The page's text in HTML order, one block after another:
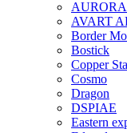
AVART
Border
Bostick
Copper
Cosmo
Dragon
DSPIAE
Eastern